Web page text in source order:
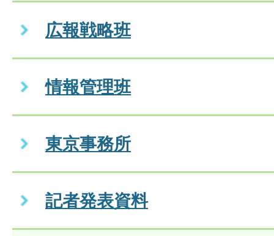
広報戦略班
情報管理班
東京事務所
記者発表資料